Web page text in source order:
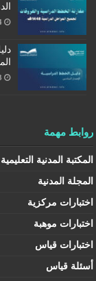
روابط مهمة
المكتبة المدنية التعليمية
المجلة المدنية
اختبارات مركزية
اختبارات موهبة
اختبارات قياس
أسئلة قياس